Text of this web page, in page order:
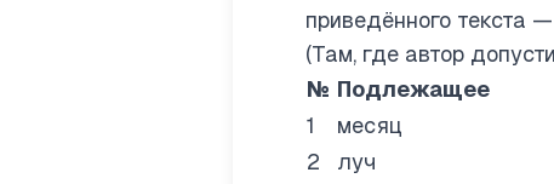
приведённого текста
(Там, где автор
№ Подлежащее
1
месяц
2
луч